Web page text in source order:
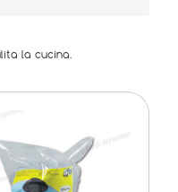
la cucina.